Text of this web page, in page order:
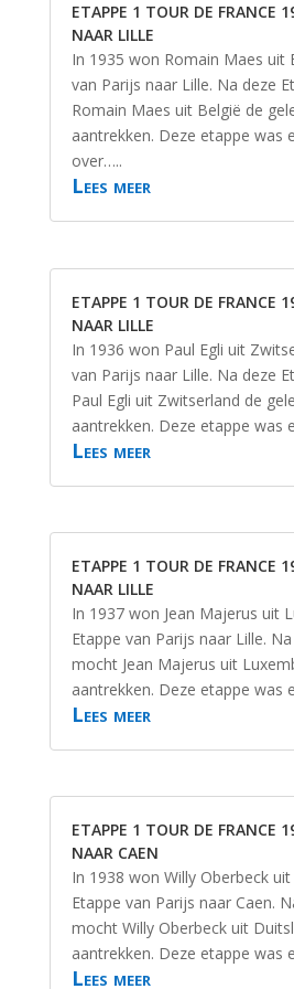
ETAPPE 1 TOUR DE FRANCE
NAAR LILLE
In 1935 won Romain Maes uit
van Parijs naar Lille. Na deze
Romain Maes uit België de
aantrekken. Deze etappe was
over…..
Lees meer
ETAPPE 1 TOUR DE FRANCE
NAAR LILLE
In 1936 won Paul Egli uit
van Parijs naar Lille. Na deze
Paul Egli uit Zwitserland de
aantrekken. Deze etappe was
Lees meer
ETAPPE 1 TOUR DE FRANCE
NAAR LILLE
In 1937 won Jean Majerus uit
Etappe van Parijs naar Lille.
mocht Jean Majerus uit
aantrekken. Deze etappe was
Lees meer
ETAPPE 1 TOUR DE FRANCE
NAAR CAEN
In 1938 won Willy Oberbeck
Etappe van Parijs naar Caen.
mocht Willy Oberbeck uit
aantrekken. Deze etappe was
Lees meer